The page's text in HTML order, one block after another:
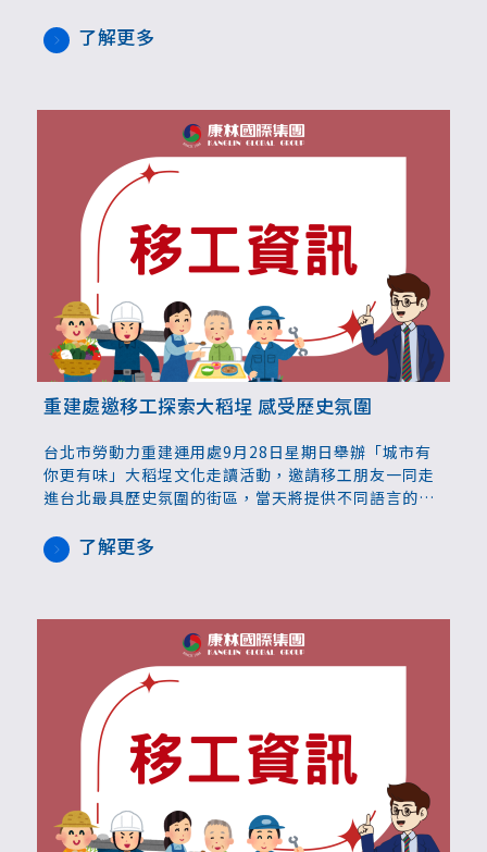
策、推動多元就業模式，以及企業進用經驗進行分享
了解更多
重建處邀移工探索大稻埕 感受歷史氛圍
台北市勞動力重建運用處9月28日星期日舉辦「城市有
你更有味」大稻埕文化走讀活動，邀請移工朋友一同走
進台北最具歷史氛圍的街區，當天將提供不同語言的分
度與城市的溫度，活動名額共40人，全程免費。
了解更多